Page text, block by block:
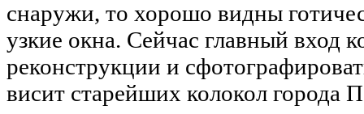
снаружи, то хорошо видны
узкие окна. Сейчас главный вход
реконструкции и
висит старейших колокол города